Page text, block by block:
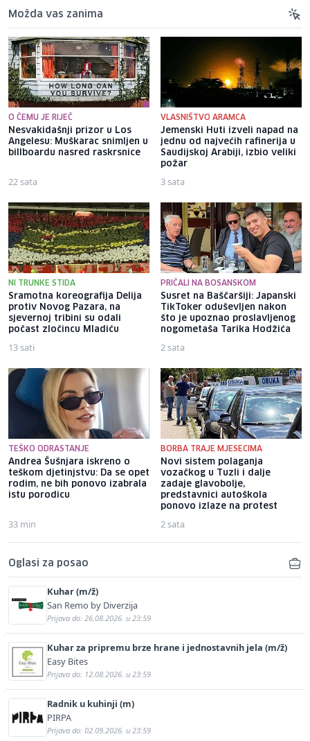
Možda vas zanima
O ČEMU JE RIJEČ
Nesvakidašnji prizor u Los
Angelesu: Muškarac snimljen u
billboardu nasred raskrsnice
22 sata
VLASNIŠTVO ARAMCA
Jemenski Huti izveli napad na
jednu od najvećih rafinerija u
Saudijskoj Arabiji, izbio veliki
požar
3 sata
NI TRUNKE STIDA
Sramotna koreografija Delija
protiv Novog Pazara, na
sjevernoj tribini su odali
počast zločincu Mladiću
13 sati
PRIČALI NA BOSANSKOM
Susret na Baščaršiji: Japanski
TikToker oduševljen nakon
što je upoznao proslavljenog
nogometaša Tarika Hodžića
2 sata
TEŠKO ODRASTANJE
Andrea Šušnjara iskreno o
teškom djetinjstvu: Da se opet
rodim, ne bih ponovo izabrala
istu porodicu
33 min
BORBA TRAJE MJESECIMA
Novi sistem polaganja
vozačkog u Tuzli i dalje
zadaje glavobolje,
predstavnici autoškola
ponovo izlaze na protest
2 sata
Oglasi za posao
Kuhar (m/ž)
San Remo by Diverzija
Prijava do: 26.08.2026. u 23:59
Kuhar za pripremu brze hrane i jednostavnih jela (m/ž)
Easy Bites
Prijava do: 12.08.2026. u 23:59
Radnik u kuhinji (m)
PIRPA
Prijava do: 02.09.2026. u 23:59